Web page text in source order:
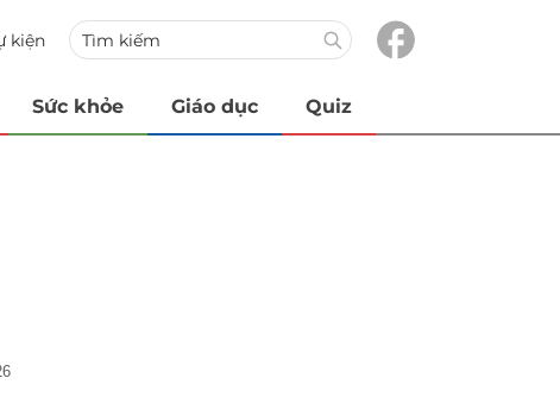
kiện
Sức khỏe Giáo dục Quiz